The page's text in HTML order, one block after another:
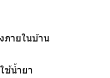
ภายในบ้าน
ช้น้ำยา